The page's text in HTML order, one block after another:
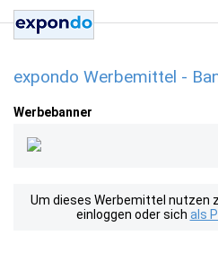
expondo Werbemittel -
Werbebanner
Um dieses Werbemittel nutzen
einloggen oder sich als